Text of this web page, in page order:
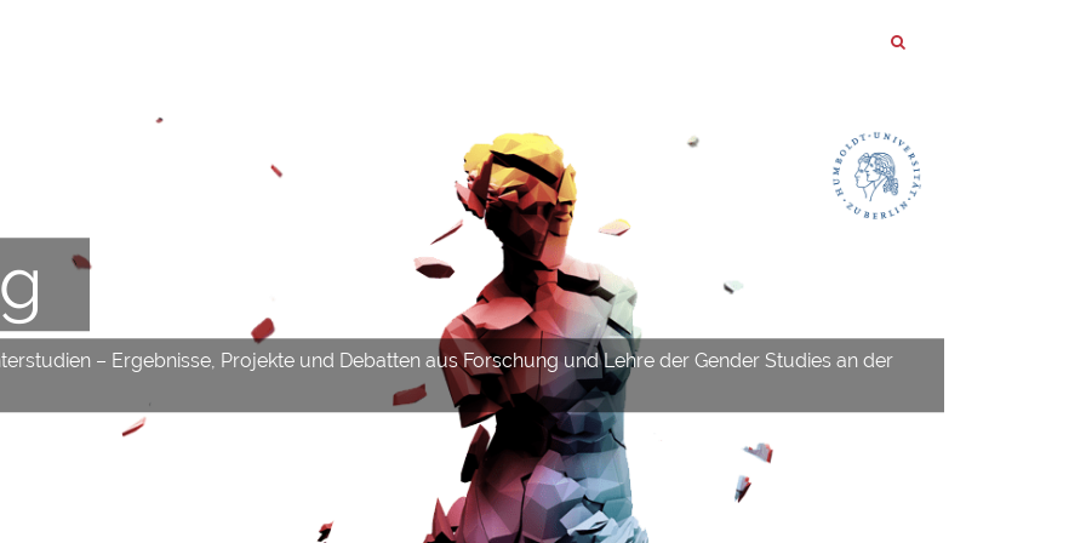
– Ergebnisse, Projekte und Debatten aus Forschung und Lehre der Gender Studies an der